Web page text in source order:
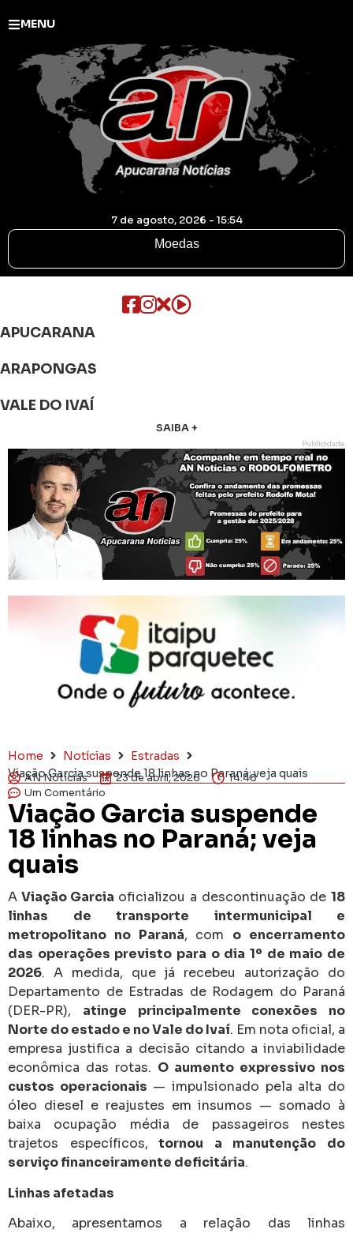
MENU
7 de agosto, 2026 - 15:54
Moedas
APUCARANA
ARAPONGAS
VALE DO IVAÍ
SAIBA +
Publicidade
Home Notícias
Estradas
Viação Garcia suspende 18 linhas no Paraná; veja quais
AN Notícias 23 de abril, 2026
14:48
Um Comentário
Viação Garcia suspende
18 linhas no Paraná; veja
quais
A Viação Garcia oficializou a descontinuação de18
linhas de transporte intermunicipal e
metropolitano no Paraná, com o encerramento
das operações previsto para o dia 1º de maio de
2026. A medida, que já recebeu autorização do
Departamento de Estradas de Rodagem do Paraná
(DER-PR), atinge principalmente conexões no
Norte do estado e no Vale do Ivaí. Em nota oficial, a
empresa justifica a decisão citando a inviabilidade
econômica das rotas. O aumento expressivo nos
custos operacionais — impulsionado pela alta do
óleo diesel e reajustes em insumos — somado à
baixa ocupação média de passageiros nestes
trajetos específicos, tornou a manutenção do
serviço financeiramente deficitária.
Linhas afetadas
Abaixo, apresentamos a relação das linhas